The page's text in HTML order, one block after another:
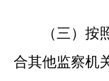
（三）按照
合其他监察机